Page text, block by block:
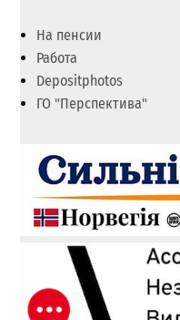
На пенсии
Работа
Depositphotos
ГО "Перспектива"